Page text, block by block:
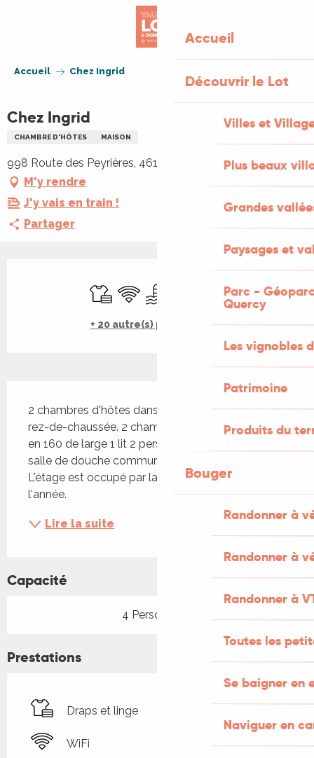
Accueil
Découvrir le Lot
Villes et
Plus beaux
Grandes
Paysages et
Parc -
Quercy
Les vignobles
Patrimoine
Produits du
Bouger
Randonner à
Randonner à
Randonner à
Toutes les
Se baigner en
Naviguer en
Accueil Chez Ingrid
Chez Ingrid
CHAMBRE D'HÔTES MAISON
998 Route des Peyrières, 46130 Loubressac
M'y rendre
J'y vais en train !
Partager
Ouverture et coordonnées
Draps et linge
WiFi Piscine Animaux acceptés
+ 20 autre(s) prestation(s)
2 chambres d'hôtes dans maison individuelle au
rez-de-chaussée. 2 chambres d'hôtes : 1 lit 2 pers.
en 160 de large 1 lit 2 pers. en 140 large. WC et
salle de douche commune. Entrée indépendante.
L'étage est occupé par la propriétaire toute
l'année.
Lire la suite
Capacité
4 Personne(s)
Prestations
Draps et linge
WiFi